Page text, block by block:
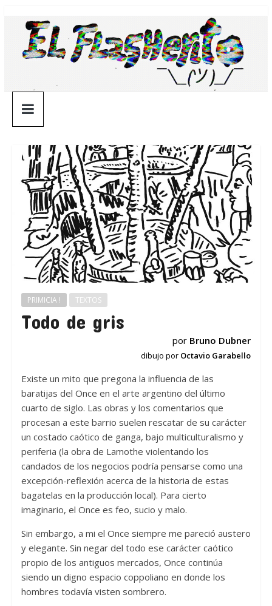
contenido
¯\_(ツ)_/
¯
PRIMICIA ! TEXTOS
Todo de gris
por Bruno Dubner
dibujo por Octavio Garabello
Existe un mito que pregona la influencia de las
baratijas del Once en el arte argentino del último
cuarto de siglo. Las obras y los comentarios que
procesan a este barrio suelen rescatar de su carácter
un costado caótico de ganga, bajo multiculturalismo y
periferia (la obra de Lamothe violentando los
candados de los negocios podría pensarse como una
excepción-reflexión acerca de la historia de estas
bagatelas en la producción local). Para cierto
imaginario, el Once es feo, sucio y malo.
Sin embargo, a mi el Once siempre me pareció austero
y elegante. Sin negar del todo ese carácter caótico
propio de los antiguos mercados, Once continúa
siendo un digno espacio coppoliano en donde los
hombres todavía visten sombrero.